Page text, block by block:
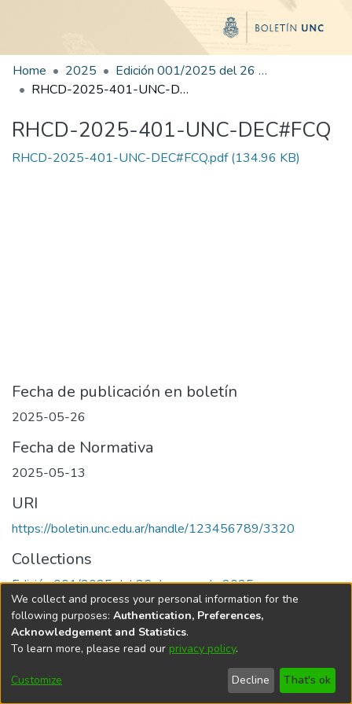
Home 2025
Edición 001/2025 del 26 de mayo de 2025
RHCD-2025-401-UNC-DEC#FCQ
RHCD-2025-401-UNC-DEC#FCQ
RHCD-2025-401-UNC-DEC#FCQ.pdf(134.96 KB)
Fecha de publicación en boletín
2025-05-26
Fecha de Normativa
2025-05-13
URI
https://boletin.unc.edu.ar/handle/123456789/3320
Collections
Edición 001/2025 del 26 de mayo de 2025
Universidad Nacional de Córdoba
We collect and process your personal information for the
following purposes: Authentication, Preferences,
Acknowledgement and Statistics.
To learn more, please read our privacy policy.
Customize Decline That's ok